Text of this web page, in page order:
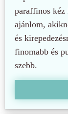
paraffinos kéz
ajánlom,
és
finomabb és
szebb.